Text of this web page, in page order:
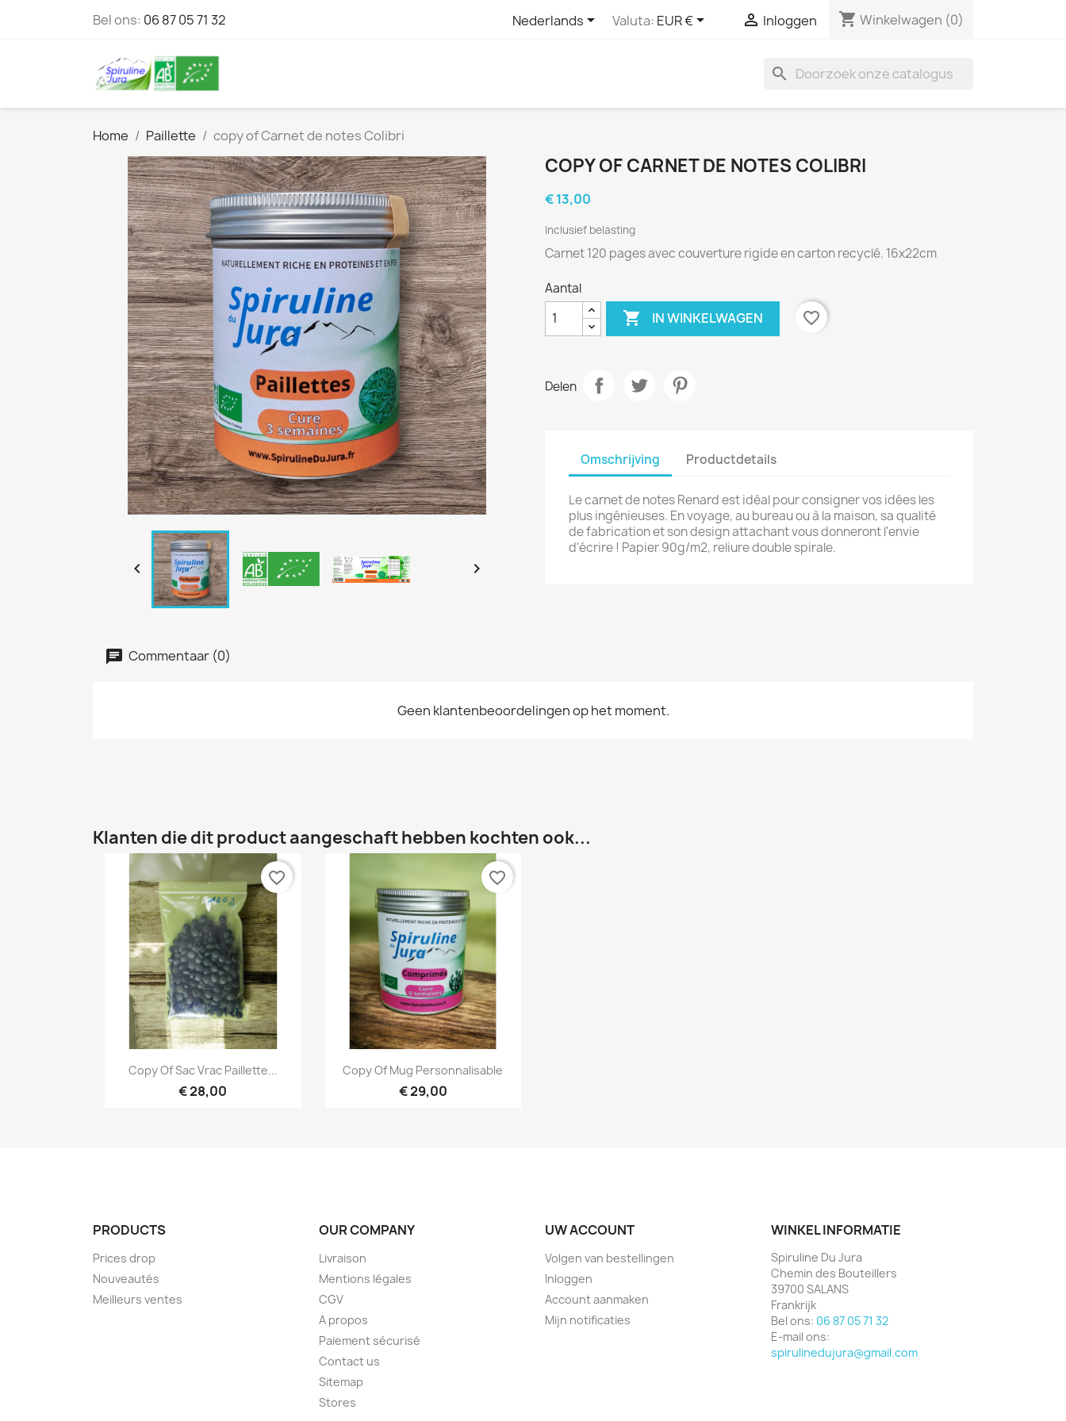
Bel ons: 06 87 05 71 32 Nederlands Valuta: EUR €  Inloggen shopping_cart Winkelwagen (0)
search
Home Paillette copy of Carnet de notes Colibri
 
COPY OF CARNET DE NOTES COLIBRI
€ 13,00
Inclusief belasting
Carnet 120 pages avec couverture rigide en carton recyclé. 16x22cm
Aantal
 IN WINKELWAGEN favorite_border
Delen
Omschrijving Productdetails
Le carnet de notes Renard est idéal pour consigner vos idées les
plus ingénieuses. En voyage, au bureau ou à la maison, sa qualité
de fabrication et son design attachant vous donneront l'envie
d'écrire ! Papier 90g/m2, reliure double spirale.
Commentaar (0)
Geen klantenbeoordelingen op het moment.
Klanten die dit product aangeschaft hebben kochten ook...
Snel bekijken
Copy Of Sac Vrac Paillette...
€ 28,00
favorite_border
Snel bekijken
Copy Of Mug Personnalisable
€ 29,00
favorite_border
PRODUCTS
Prices drop
Nouveautés
Meilleurs ventes
OUR COMPANY
Livraison
Mentions légales
CGV
A propos
Paiement sécurisé
Contact us
Sitemap
Stores
UW ACCOUNT
Volgen van bestellingen
Inloggen
Account aanmaken
Mijn notificaties
WINKEL INFORMATIE
Spiruline Du Jura
Chemin des Bouteillers
39700 SALANS
Frankrijk
Bel ons: 06 87 05 71 32
E-mail ons:
spirulinedujura@gmail.com